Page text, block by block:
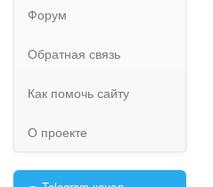
Форум
Обратная связь
Как помочь сайту
О проекте